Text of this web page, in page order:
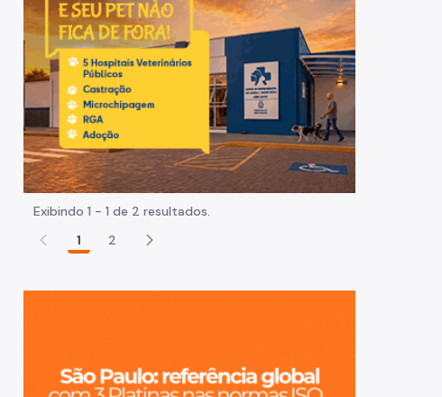
Normas e procedimentos
Exibindo 1 - 1 de 2 resultados.
1
2